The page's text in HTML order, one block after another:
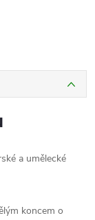
a umělecké
koncem o